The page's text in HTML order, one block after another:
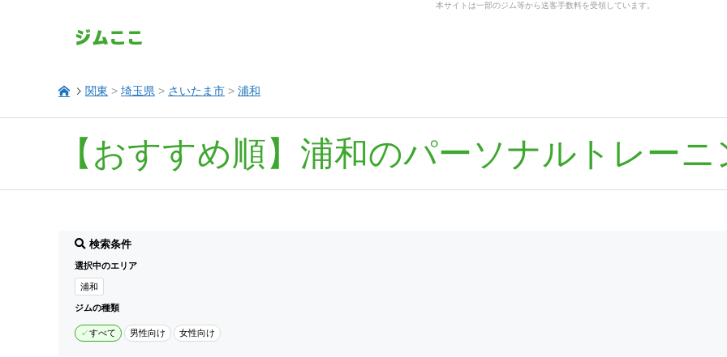
本サイトは一部のジム等から送客手数料を受領しています。
関東 > 埼玉県 > さいたま市 > 浦和
【おすすめ順】浦和のパーソナルトレー
検索条件
選択中のエリア
浦和
ジムの種類
すべて 男性向け 女性向け